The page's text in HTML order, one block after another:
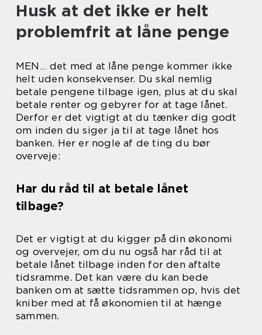
Husk at det ikke er helt
problemfrit at låne penge
MEN… det med at låne penge kommer ikke
helt uden konsekvenser. Du skal nemlig
betale pengene tilbage igen, plus at du skal
betale renter og gebyrer for at tage lånet.
Derfor er det vigtigt at du tænker dig godt
om inden du siger ja til at tage lånet hos
banken. Her er nogle af de ting du bør
overveje:
Har du råd til at betale lånet
tilbage?
Det er vigtigt at du kigger på din økonomi
og overvejer, om du nu også har råd til at
betale lånet tilbage inden for den aftalte
tidsramme. Det kan være du kan bede
banken om at sætte tidsrammen op, hvis det
kniber med at få økonomien til at hænge
sammen.